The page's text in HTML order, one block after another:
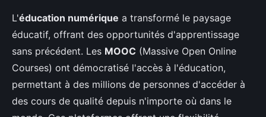
L'éducation numérique a transformé le paysage
éducatif, offrant des opportunités d'apprentissage
sans précédent. Les MOOC (Massive Open Online
Courses) ont démocratisé l'accès à l'éducation,
permettant à des millions de personnes d'accéder à
des cours de qualité depuis n'importe où dans le